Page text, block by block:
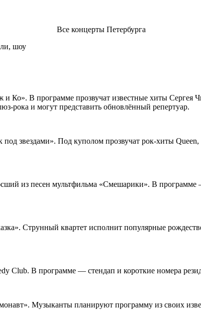
Все концерты Петербурга
и Ко». В программе прозвучат известные хиты
рока и могут представить обновлённый репертуар.
звездами». Под куполом прозвучат рок-хиты
из песен мультфильма «Смешарики». В программе
Струнный квартет исполнит популярные
Club. В программе — стендап и короткие номера
Музыканты планируют программу из своих